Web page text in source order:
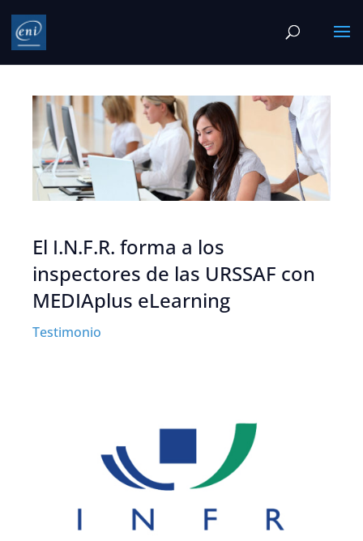
El I.N.F.R. forma a los
inspectores de las URSSAF con
MEDIAplus eLearning
Testimonio